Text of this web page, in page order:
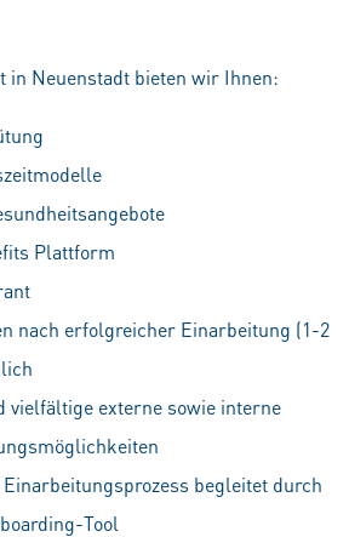
in Neuenstadt bieten wir Ihnen:
Plattform
nach erfolgreicher Einarbeitung (1-2
vielfältige externe sowie interne
begleitet durch
Tool